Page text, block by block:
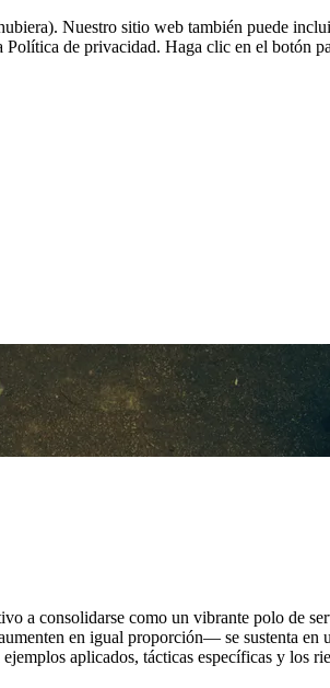
Nuestro sitio web también puede
de privacidad. Haga clic en el botón
a consolidarse como un vibrante polo de
en igual proporción— se sustenta en
aplicados, tácticas específicas y los